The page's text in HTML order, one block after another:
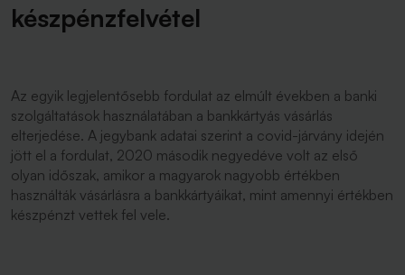
készpénzfelvétel
Az egyik legjelentősebb fordulat az elmúlt években a banki
szolgáltatások használatában a bankkártyás vásárlás
elterjedése. A jegybank adatai szerint a covid-járvány idején
jött el a fordulat, 2020 második negyedéve volt az első
olyan időszak, amikor a magyarok nagyobb értékben
használták vásárlásra a bankkártyáikat, mint amennyi értékben
készpénzt vettek fel vele.